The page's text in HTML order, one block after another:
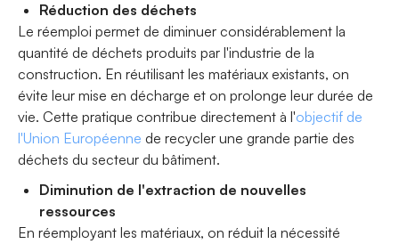
Réduction des déchets
Le réemploi permet de diminuer considérablement la
quantité de déchets produits par l'industrie de la
construction. En réutilisant les matériaux existants, on
évite leur mise en décharge et on prolonge leur durée de
vie. Cette pratique contribue directement à l'objectif de
l'Union Européenne de recycler une grande partie des
déchets du secteur du bâtiment.
Diminution de l'extraction de nouvelles
ressources
En réemployant les matériaux, on réduit la nécessité